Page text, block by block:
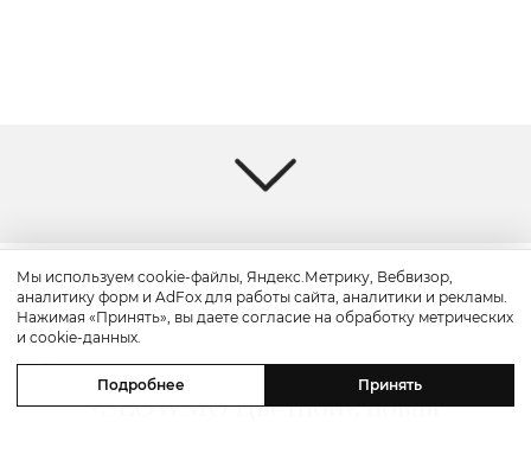
Красота
Бьюти-уикенд: летнее предложение
«SLOWMO Цветной», новая
Мы используем cookie-файлы, Яндекс.Метрику, Вебвизор,
аналитику форм и AdFox для работы сайта, аналитики и рекламы.
Нажимая «Принять», вы даете согласие на обработку метрических
и cookie-данных.
Подробнее Принять